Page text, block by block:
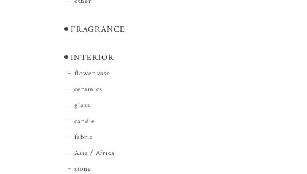
⚫︎FRAGRANCE
⚫︎INTERIOR
flower vase
ceramics
glass
candle
fabric
Asia / Africa
stone